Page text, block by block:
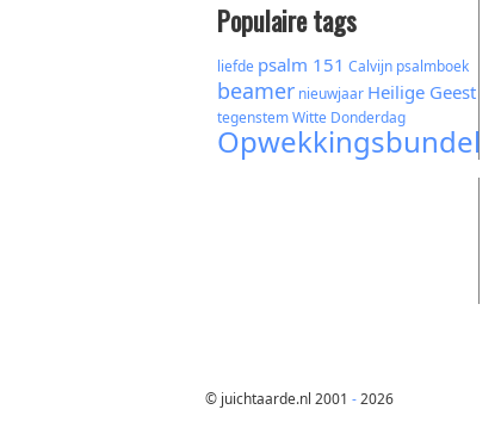
Populaire tags
liefde psalm 151 Calvijn psalmboek
beamer nieuwjaar Heilige Geest
tegenstemWitte Donderdag
Opwekkingsbundel
© juichtaarde.nl 2001 -2026